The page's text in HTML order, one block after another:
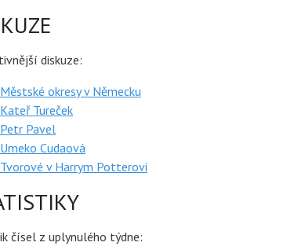
diskuze:
Městské okresy v Německu
Kateř Tureček
Petr Pavel
Umeko Cudaová
Tvorové v Harrym Potterovi
čísel z uplynulého týdne: